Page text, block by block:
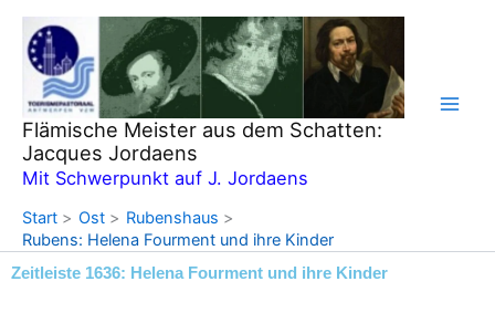
Zum
Inhalt
springen
Flämische Meister aus dem Schatten:
Jacques Jordaens
Mit Schwerpunkt auf J. Jordaens
Start Ost
Rubenshaus
Rubens: Helena Fourment und ihre Kinder
Zeitleiste 1636: Helena Fourment und ihre Kinder